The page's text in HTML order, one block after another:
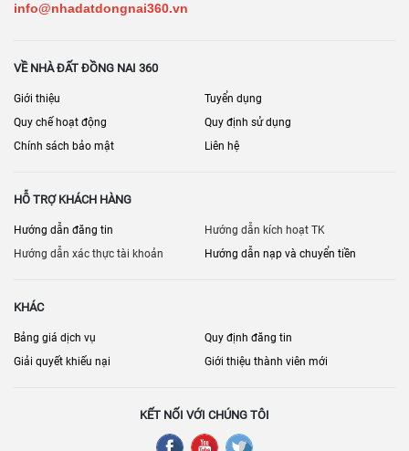
info@nhadatdongnai360.vn
VỀ NHÀ ĐẤT ĐỒNG NAI 360
Giới thiệu
Tuyển dụng
Quy chế hoạt động
Quy định sử dụng
Chính sách bảo mật
Liên hệ
HỖ TRỢ KHÁCH HÀNG
Hướng dẫn đăng tin
Hướng dẫn kích hoạt TK
Hướng dẫn xác thực tài khoản
Hướng dẫn nạp và chuyển tiền
KHÁC
Bảng giá dịch vụ
Quy định đăng tin
Giải quyết khiếu nại
Giới thiệu thành viên mới
KẾT NỐI VỚI CHÚNG TÔI